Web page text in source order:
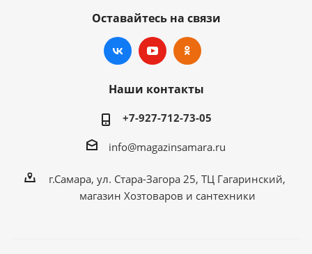
Оставайтесь на связи
Наши контакты
+7-927-712-73-05
info@magazinsamara.ru
г.Самара, ул. Стара-Загора 25, ТЦ Гагаринский,
магазин Хозтоваров и сантехники